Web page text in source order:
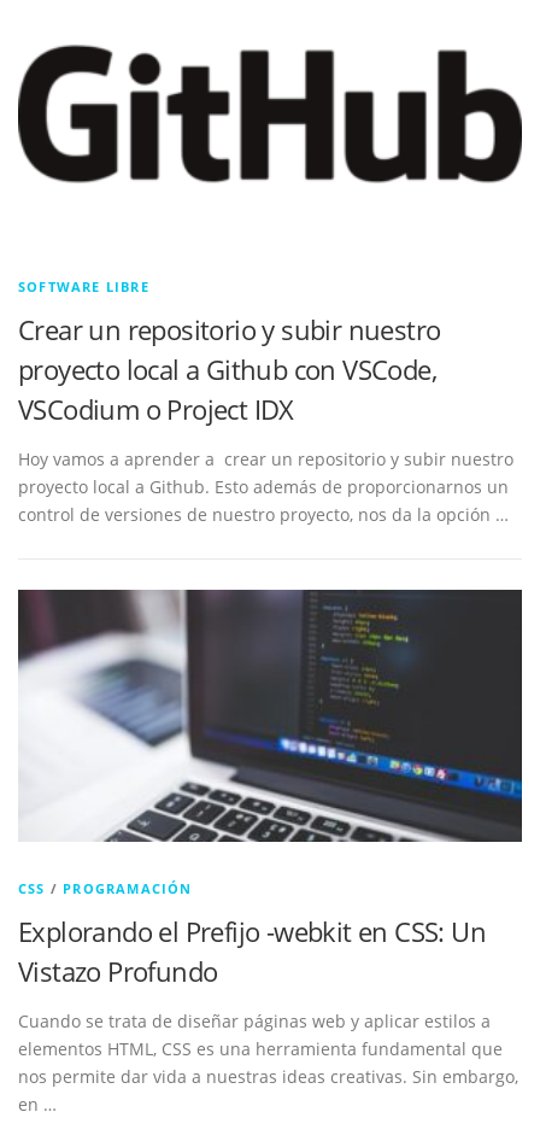
SOFTWARE LIBRE
Crear un repositorio y subir nuestro
proyecto local a Github con VSCode,
VSCodium o Project IDX
Hoy vamos a aprender a crear un repositorio y subir nuestro
proyecto local a Github. Esto además de proporcionarnos un
control de versiones de nuestro proyecto, nos da la opción …
CSS / PROGRAMACIÓN
Explorando el Prefijo -webkit en CSS: Un
Vistazo Profundo
Cuando se trata de diseñar páginas web y aplicar estilos a
elementos HTML, CSS es una herramienta fundamental que
nos permite dar vida a nuestras ideas creativas. Sin embargo,
en …